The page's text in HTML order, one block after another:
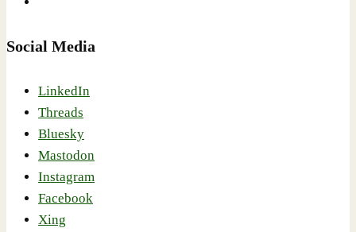
Social Media
LinkedIn
Threads
Bluesky
Mastodon
Instagram
Facebook
Xing